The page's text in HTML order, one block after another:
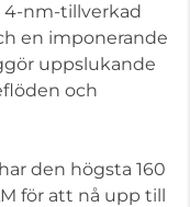
4-nm-tillverkad
en imponerande
uppslukande
och
den högsta 160
för att nå upp till